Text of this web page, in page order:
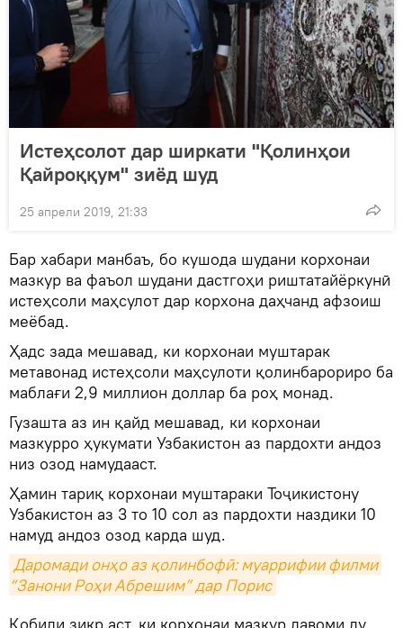
Истеҳсолот дар ширкати "Қолинҳои
Қайроққум" зиёд шуд
25 апрели 2019, 21:33
Бар хабари манбаъ, бо кушода шудани корхонаи
мазкур ва фаъол шудани дастгоҳи риштатайёркунӣ
истеҳсоли маҳсулот дар корхона даҳчанд афзоиш
меёбад.
Ҳадс зада мешавад, ки корхонаи муштарак
метавонад истеҳсоли маҳсулоти қолинбарориро ба
маблағи 2,9 миллион доллар ба роҳ монад.
Гузашта аз ин қайд мешавад, ки корхонаи
мазкурро ҳукумати Узбакистон аз пардохти андоз
низ озод намудааст.
Ҳамин тариқ корхонаи муштараки Тоҷикистону
Узбакистон аз 3 то 10 сол аз пардохти наздики 10
намуд андоз озод карда шуд.
Даромади онҳо аз қолинбофӣ: муаррифии филми
“Занони Роҳи Абрешим” дар Порис